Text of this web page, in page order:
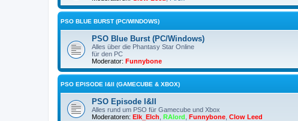
PSO BLUE BURST (PC/WINDOWS)
PSO Blue Burst (PC/Windows)
Alles über die Phantasy Star Online
für den PC
Moderator: Funnybone
PSO EPISODE I&II (GAMECUBE & XBOX)
PSO Episode I&II
Alles rund um PSO für Gamecube und Xbox
Moderatoren: Elk_Elch RAlord Funnybone Clow Leed